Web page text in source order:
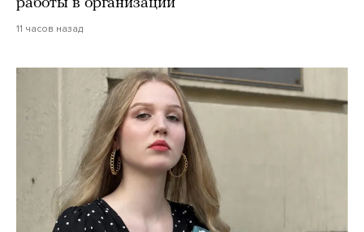
работы в организации
11 часов назад